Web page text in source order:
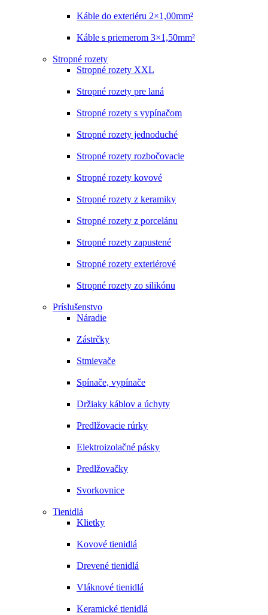
Káble do exteriéru 2×1,00mm²
Káble s priemerom 3×1,50mm²
Stropné rozety
Stropné rozety XXL
Stropné rozety pre laná
Stropné rozety s vypínačom
Stropné rozety jednoduché
Stropné rozety rozbočovacie
Stropné rozety kovové
Stropné rozety z keramiky
Stropné rozety z porcelánu
Stropné rozety zapustené
Stropné rozety exteriérové
Stropné rozety zo silikónu
Príslušenstvo
Náradie
Zástrčky
Stmievače
Spínače, vypínače
Držiaky káblov a úchyty
Predlžovacie rúrky
Elektroizolačné pásky
Predlžovačky
Svorkovnice
Tienidlá
Klietky
Kovové tienidlá
Drevené tienidlá
Vláknové tienidlá
Keramické tienidlá